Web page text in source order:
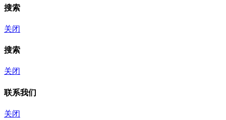
搜索
关闭
搜索
关闭
联系我们
关闭